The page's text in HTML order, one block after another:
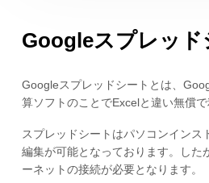
Googleスプレッド
Googleスプレッドシートとは、
算ソフトのことでExcelと違い無償で
スプレッドシートはパソコンインス
編集が可能となっております。した
ーネットの接続が必要となります。